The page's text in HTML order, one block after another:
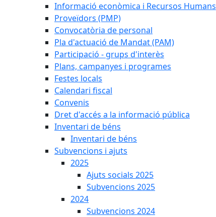
Informació econòmica i Recursos Humans
Proveïdors (PMP)
Convocatòria de personal
Pla d'actuació de Mandat (PAM)
Participació - grups d'interès
Plans, campanyes i programes
Festes locals
Calendari fiscal
Convenis
Dret d'accés a la informació pública
Inventari de béns
Inventari de béns
Subvencions i ajuts
2025
Ajuts socials 2025
Subvencions 2025
2024
Subvencions 2024